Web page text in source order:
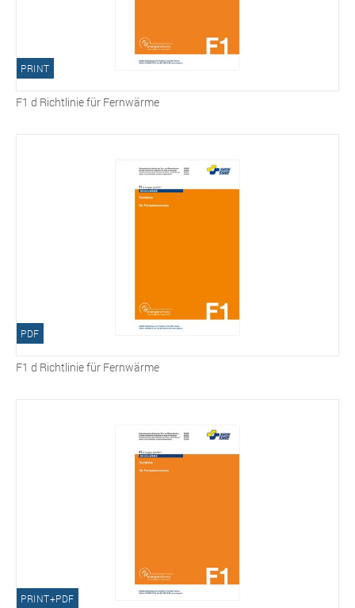
PRINT
F1 d Richtlinie für Fernwärme
PDF
F1 d Richtlinie für Fernwärme
PRINT+PDF